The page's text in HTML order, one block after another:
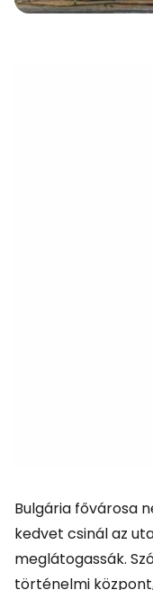
Bulgária fővárosa
kedvet csinál az
meglátogassák.
történelmi